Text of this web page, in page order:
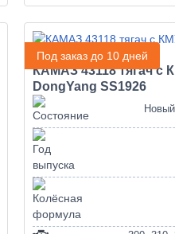
Под заказ до 10 дней
КАМАЗ 43118 тягач с
DongYang SS1926